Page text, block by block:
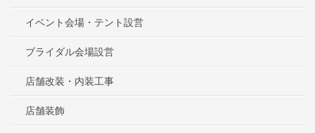
イベント会場・テント設営
ブライダル会場設営
店舗改装・内装工事
店舗装飾